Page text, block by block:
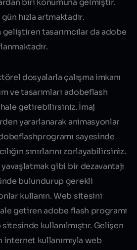
biri konumuna gelmiştir.
hızla artmaktadır.
geliştiren tasarımcılar da adobe
dosyalarla çalışma imkanı
ve tasarımları adobeflash
getirebilirsiniz. İmaj
yararlanarak animasyonlar
sayesinde
sınırlarını zorlayabilirsiniz.
gibi bir dezavantajı
bulundurup gerekli
kullanın. Web sitesini
getiren adobe flash programı
kullanılmıştır. Gelişen
internet kullanımıyla web